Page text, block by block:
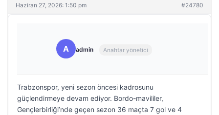
Haziran 27, 2026: 1:50 pm #24780
A admin Anahtar yönetici
Trabzonspor, yeni sezon öncesi kadrosunu
güçlendirmeye devam ediyor. Bordo-mavililer,
Gençlerbirliği’nde geçen sezon 36 maçta 7 gol ve 4